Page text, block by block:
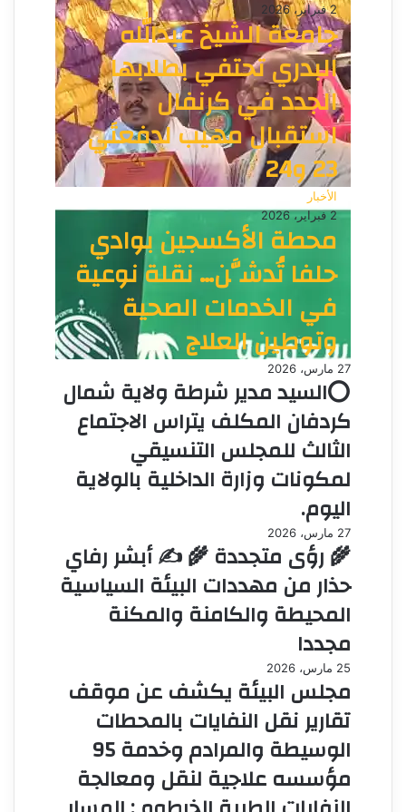
2 فبراير، 2026
جامعة الشيخ عبدالله
البدري تحتفي بطلابها
الجدد في كرنفال
استقبال مهيب لدفعتَي
23 و24
الأخبار
2 فبراير، 2026
محطة الأكسجين بوادي
حلفا تُدشَّن… نقلة نوعية
في الخدمات الصحية
وتوطين العلاج
27 مارس، 2026
⭕السيد مدير شرطة ولاية شمال
كردفان المكلف يتراس الاجتماع
الثالث للمجلس التنسيقي
لمكونات وزارة الداخلية بالولاية
اليوم.
27 مارس، 2026
🌾 رؤى متجددة 🌾 ✍️ أبشر رفاي
حذار من مهددات البيئة السياسية
المحيطة والكامنة والمكنة
مجددا
25 مارس، 2026
مجلس البيئة يكشف عن موقف
تقارير نقل النفايات بالمحطات
الوسيطة والمرادم وخدمة 95
مؤسسه علاجية لنقل ومعالجة